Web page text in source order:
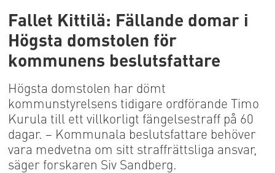
Fallet Kittilä: Fällande domar i
Högsta domstolen för
kommunens beslutsfattare
Högsta domstolen har dömt
kommunstyrelsens tidigare ordförande Timo
Kurula till ett villkorligt fängelsestraff på 60
dagar. – Kommunala beslutsfattare behöver
vara medvetna om sitt straffrättsliga ansvar,
säger forskaren Siv Sandberg.